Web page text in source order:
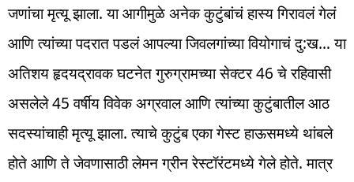
जणांचा मृत्यू झाला. या आगीमुळे अनेक कुटुंबांचं हास्य गिरावलं गेलं
आणि त्यांच्या पदरात पडलं आपल्या जिवलगांच्या वियोगाचं दु:ख… या
अतिशय हृदयद्रावक घटनेत गुरुग्रामच्या सेक्टर 46 चे रहिवासी
असलेले 45 वर्षीय विवेक अग्रवाल आणि त्यांच्या कुटुंबातील आठ
सदस्यांचाही मृत्यू झाला. त्याचे कुटुंब एका गेस्ट हाऊसमध्ये थांबले
होते आणि ते जेवणासाठी लेमन ग्रीन रेस्टॉरंटमध्ये गेले होते. मात्र